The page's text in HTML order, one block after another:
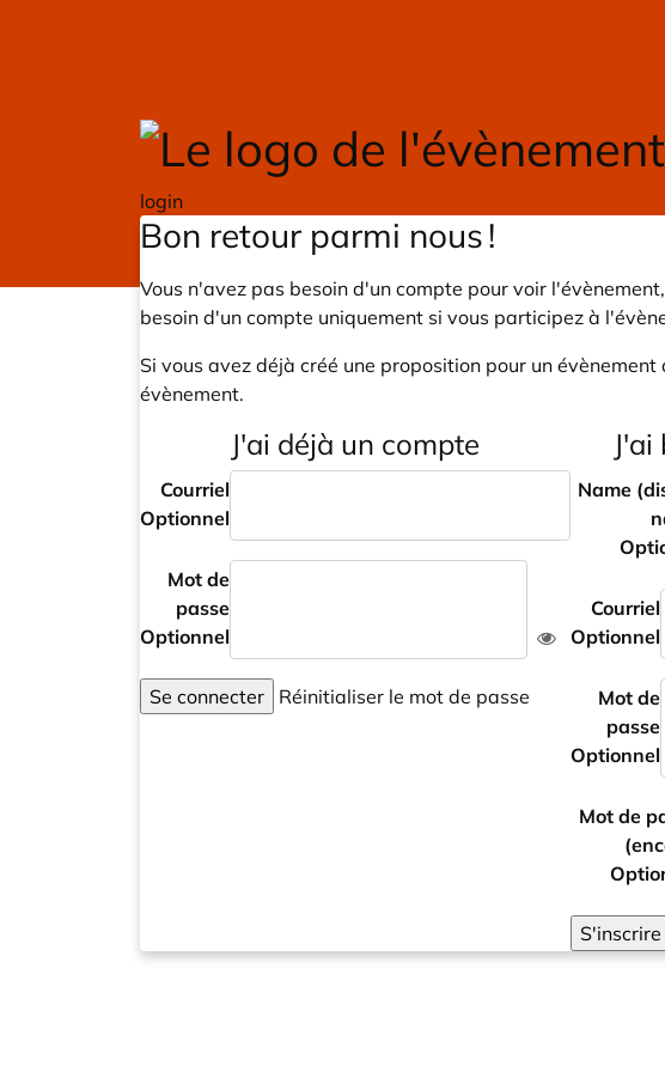
login
Bon retour parmi nous !
Vous n'avez pas besoin d'un compte pour voir
besoin d'un compte uniquement si vous participez à
Si vous avez déjà créé une proposition pour un
évènement.
J'ai déjà un compte
Courriel
Optionnel
Mot de
passe
Optionnel
Se connecter Réinitialiser le mot de passe
Name
Courriel
Optionnel
Mot de
passe
Optionnel
Mot de
S'inscrire